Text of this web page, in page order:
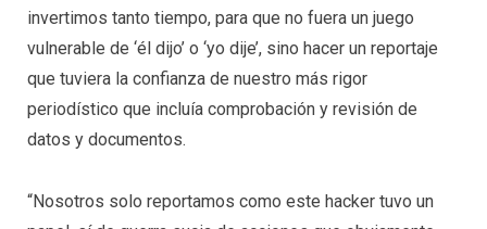
invertimos tanto tiempo, para que no fuera un juego
vulnerable de ‘él dijo’ o ‘yo dije’, sino hacer un reportaje
que tuviera la confianza de nuestro más rigor
periodístico que incluía comprobación y revisión de
datos y documentos.
“Nosotros solo reportamos como este hacker tuvo un